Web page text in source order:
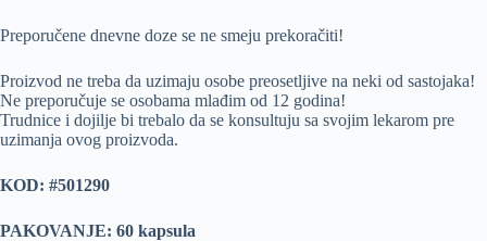
Preporučene dnevne doze se ne smeju prekoračiti!
Proizvod ne treba da uzimaju osobe preosetljive na neki od sastojaka!
Ne preporučuje se osobama mlađim od 12 godina!
Trudnice i dojilje bi trebalo da se konsultuju sa svojim lekarom pre
uzimanja ovog proizvoda.
KOD: #501290
PAKOVANJE: 60 kapsula